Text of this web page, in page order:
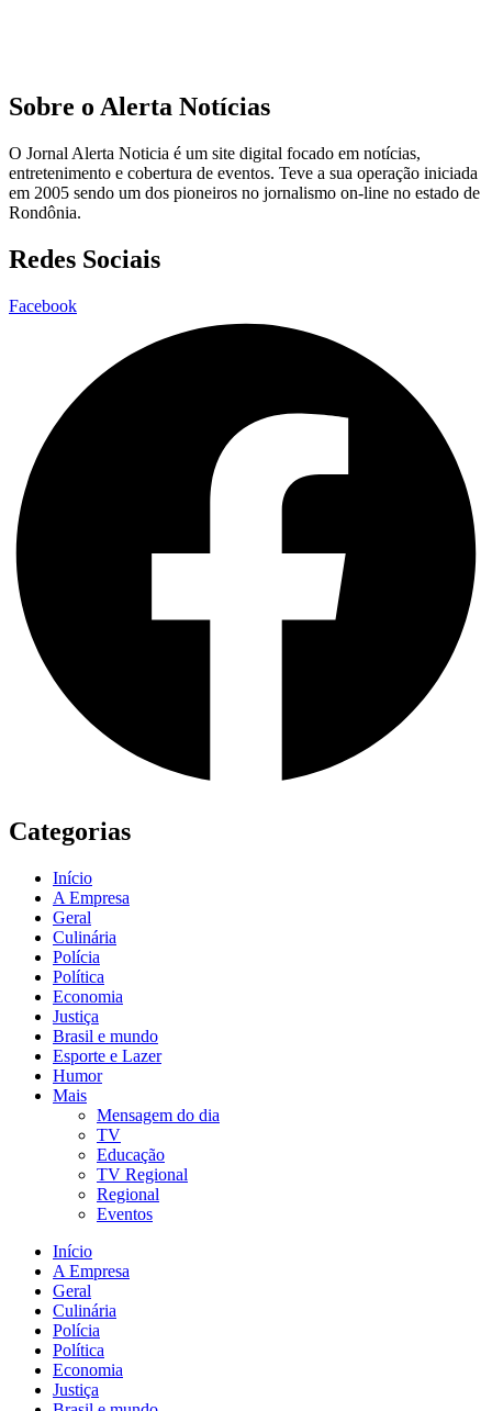
Sobre o Alerta Notícias
O Jornal Alerta Noticia é um site digital focado em notícias,
entretenimento e cobertura de eventos. Teve a sua operação iniciada
em 2005 sendo um dos pioneiros no jornalismo on-line no estado de
Rondônia.
Redes Sociais
Facebook
Categorias
Início
A Empresa
Geral
Culinária
Polícia
Política
Economia
Justiça
Brasil e mundo
Esporte e Lazer
Humor
Mais
Mensagem do dia
TV
Educação
TV Regional
Regional
Eventos
Início
A Empresa
Geral
Culinária
Polícia
Política
Economia
Justiça